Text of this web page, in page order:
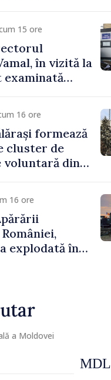
15 ore
în vizită la
examinată
cu un scanner
16 ore
formează
cluster de
voluntară din
decizia
16 ore
explodată în
a Moldovei
MDL